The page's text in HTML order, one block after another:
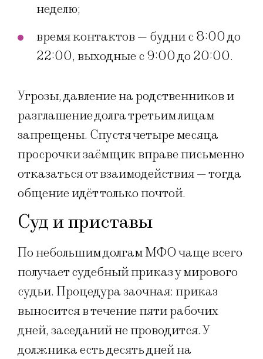
неделю;
время контактов — будни с 8:00 до
22:00, выходные с 9:00 до 20:00.
Угрозы, давление на родственников и
разглашение долга третьим лицам
запрещены. Спустя четыре месяца
просрочки заёмщик вправе письменно
отказаться от взаимодействия — тогда
общение идёт только почтой.
Суд и приставы
По небольшим долгам МФО чаще всего
получает судебный приказ у мирового
судьи. Процедура заочная: приказ
выносится в течение пяти рабочих
дней, заседаний не проводится. У
должника есть десять дней на